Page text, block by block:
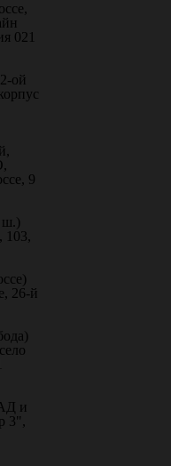
021
ой
9
ш.)
103,
26-й
и
3",